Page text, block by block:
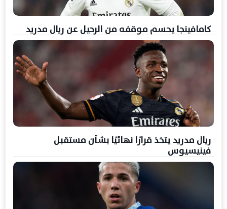
كامافينجا يحسم موقفه من الرحيل عن ريال مدريد
ريال مدريد يتخذ قرارًا نهائيًا بشأن مستقبل
فينيسيوس